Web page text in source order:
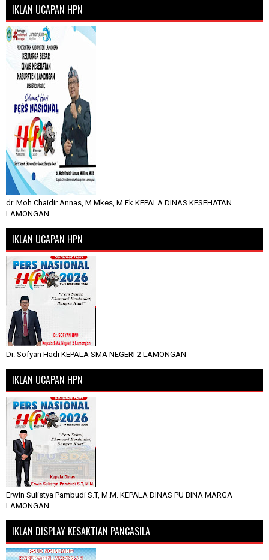
IKLAN UCAPAN HPN
dr. Moh Chaidir Annas, M.Mkes, M.Ek KEPALA DINAS KESEHATAN
LAMONGAN
IKLAN UCAPAN HPN
Dr. Sofyan Hadi KEPALA SMA NEGERI 2 LAMONGAN
IKLAN UCAPAN HPN
Erwin Sulistya Pambudi S.T, M.M. KEPALA DINAS PU BINA MARGA
LAMONGAN
IKLAN DISPLAY KESAKTIAN PANCASILA